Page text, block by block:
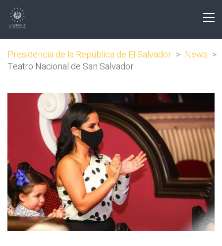
Presidencia de la República de El Salvador > News >
Teatro Nacional de San Salvador